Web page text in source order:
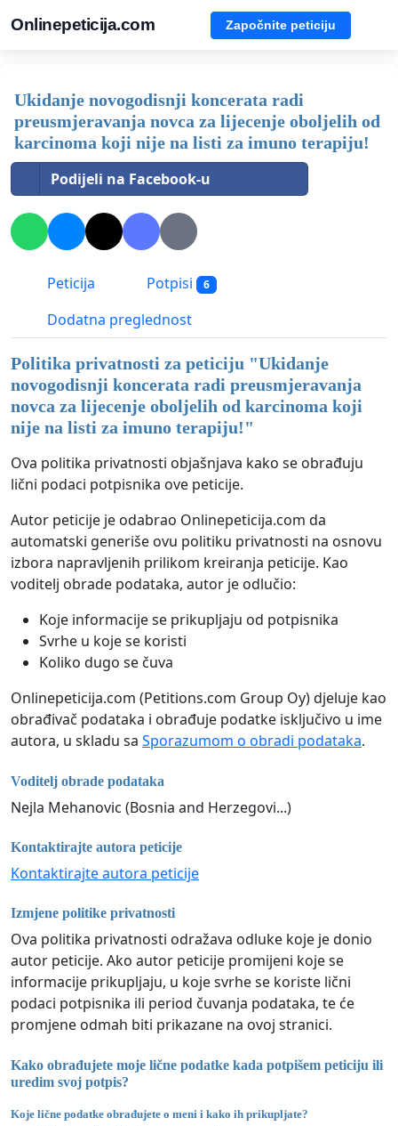
Onlinepeticija.com Započnite peticiju
Ukidanje novogodisnji koncerata radi
preusmjeravanja novca za lijecenje oboljelih od
karcinoma koji nije na listi za imuno terapiju!
Podijeli na Facebook-u
Peticija Potpisi 6
Dodatna preglednost
Politika privatnosti za peticiju "Ukidanje
novogodisnji koncerata radi preusmjeravanja
novca za lijecenje oboljelih od karcinoma koji
nije na listi za imuno terapiju!"
Ova politika privatnosti objašnjava kako se obrađuju
lični podaci potpisnika ove peticije.
Autor peticije je odabrao Onlinepeticija.com da
automatski generiše ovu politiku privatnosti na osnovu
izbora napravljenih prilikom kreiranja peticije. Kao
voditelj obrade podataka, autor je odlučio:
Koje informacije se prikupljaju od potpisnika
Svrhe u koje se koristi
Koliko dugo se čuva
Onlinepeticija.com (Petitions.com Group Oy) djeluje kao
obrađivač podataka i obrađuje podatke isključivo u ime
autora, u skladu sa Sporazumom o obradi podataka.
Voditelj obrade podataka
Nejla Mehanovic (Bosnia and Herzegovi...)
Kontaktirajte autora peticije
Kontaktirajte autora peticije
Izmjene politike privatnosti
Ova politika privatnosti odražava odluke koje je donio
autor peticije. Ako autor peticije promijeni koje se
informacije prikupljaju, u koje svrhe se koriste lični
podaci potpisnika ili period čuvanja podataka, te će
promjene odmah biti prikazane na ovoj stranici.
Kako obrađujete moje lične podatke kada potpišem peticiju ili
uredim svoj potpis?
Koje lične podatke obrađujete o meni i kako ih prikupljate?